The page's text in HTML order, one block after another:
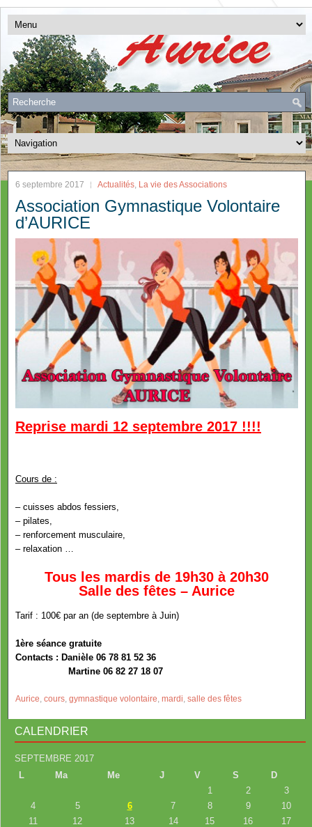
6 septembre 2017 Actualités, La vie des Associations
Association Gymnastique Volontaire
d’AURICE
Reprise mardi 12 septembre 2017 !!!!
Cours de :
– cuisses abdos fessiers,
– pilates,
– renforcement musculaire,
– relaxation …
Tous les mardis de 19h30 à 20h30
Salle des fêtes – Aurice
Tarif : 100€ par an (de septembre à Juin)
1ère séance gratuite
Contacts : Danièle 06 78 81 52 36
Martine 06 82 27 18 07
Aurice, cours, gymnastique volontaire, mardi, salle des fêtes
CALENDRIER
SEPTEMBRE 2017
L
Ma Me J V S D
1 2
3
4
5 6 7 8 9
10
11
12 13 14 15 16
17